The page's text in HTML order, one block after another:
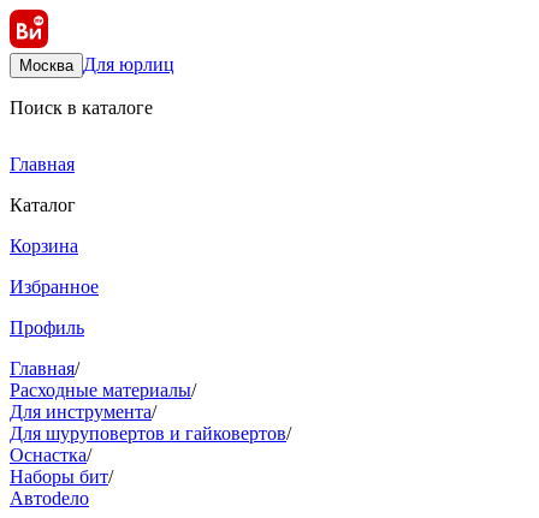
Москва Для юрлиц
Поиск в каталоге
Главная
Каталог
Корзина
Избранное
Профиль
Главная/
Расходные материалы/
Для инструмента/
Для шуруповертов и гайковертов/
Оснастка/
Наборы бит/
Автоdело